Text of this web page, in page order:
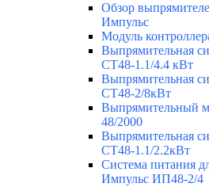
Обзор
Импульс
Модуль
Выпрямительная
СТ48-1.1/4.4 кВт
Выпрямительная
СТ48-2/8кВт
Выпрямительный
48/2000
Выпрямительная
СТ48-1.1/2.2кВт
Система питания
Импульс ИП48-2/4